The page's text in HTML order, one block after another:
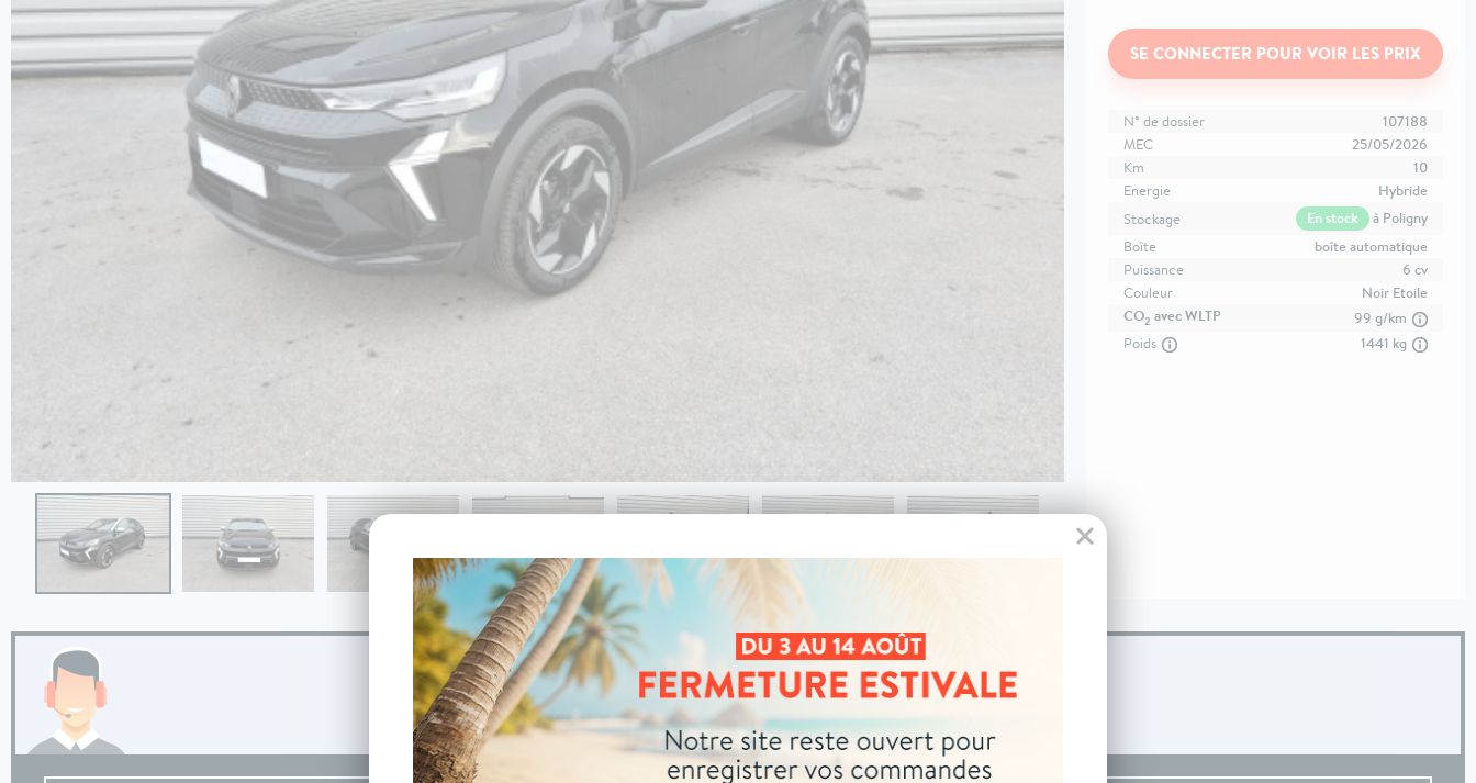
SE CONNECTER POUR VOIR LES PRIX
N° de dossier
107188
MEC
25/05/2026
Km
10
Energie
Hybride
Stockage
En stock
à Poligny
Boîte
boîte automatique
Puissance
6 cv
Couleur
Noir Etoile
CO2 avec WLTP
99 g/km
Poids
1441 kg
04 73 14 64 14
(Prix d'un appel local)